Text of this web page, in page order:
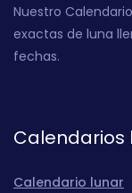
Nuestro
exactas de luna
fechas.
Calendarios
Calendario lunar